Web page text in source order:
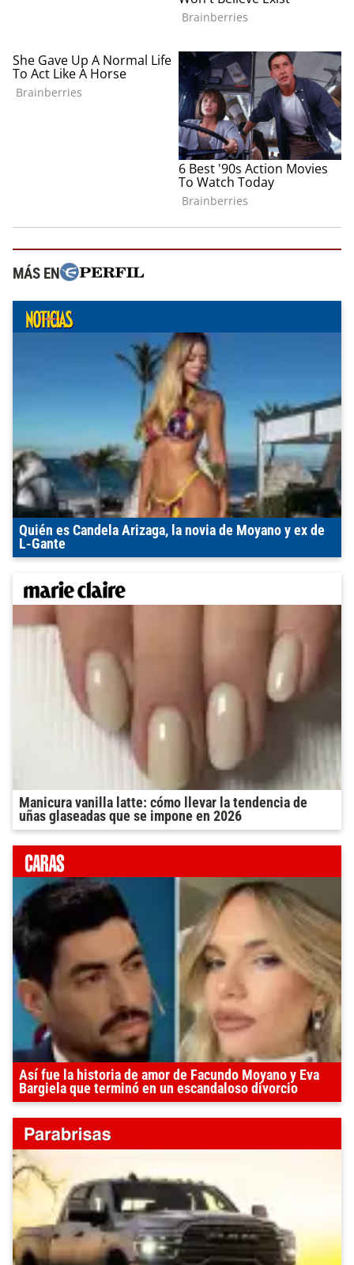
MÁS EN
Quién es Candela Arizaga, la novia de Moyano y ex de
L-Gante
Manicura vanilla latte: cómo llevar la tendencia de
uñas glaseadas que se impone en 2026
Así fue la historia de amor de Facundo Moyano y Eva
Bargiela que terminó en un escandaloso divorcio